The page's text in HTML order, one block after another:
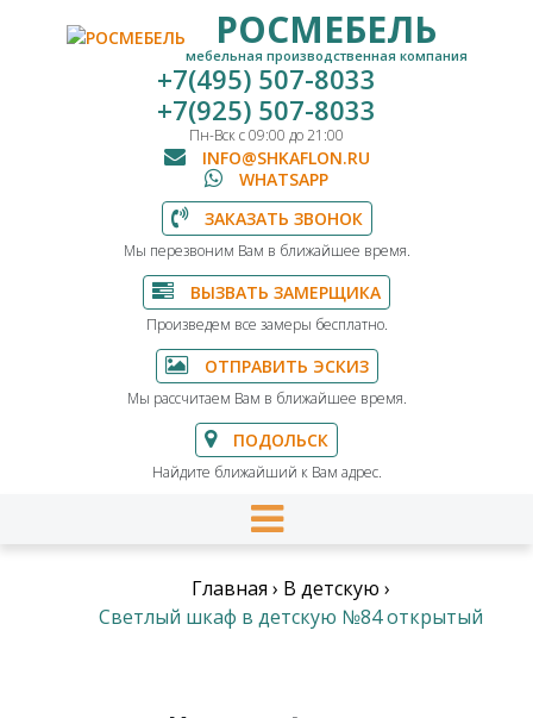
РОСМЕБЕЛЬ
мебельная производственная компания
+7(495) 507-8033
+7(925) 507-8033
Пн-Вск с 09:00 до 21:00
INFO@SHKAFLON.RU
WHATSAPP
ЗАКАЗАТЬ ЗВОНОК
Мы перезвоним Вам в ближайшее время.
ВЫЗВАТЬ ЗАМЕРЩИКА
Произведем все замеры бесплатно.
ОТПРАВИТЬ ЭСКИЗ
Мы рассчитаем Вам в ближайшее время.
ПОДОЛЬСК
Найдите ближайший к Вам адрес.
Главная › В детскую ›
Светлый шкаф в детскую №84 открытый